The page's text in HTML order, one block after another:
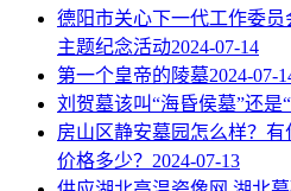
德阳市关心下一代工作委
主题纪念活动2024-07-14
第一个皇帝的陵墓2024-07-
刘贺墓该叫“海昏侯墓”还是“
房山区静安墓园怎么样？
价格多少？ 2024-07-13